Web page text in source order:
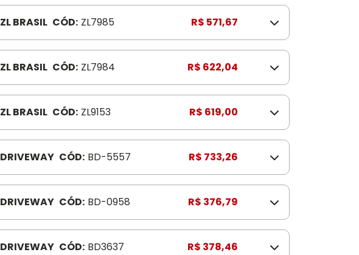
ZL BRASIL CÓD: ZL7985 R$ 571,67
ZL BRASIL CÓD: ZL7984 R$ 622,04
ZL BRASIL CÓD: ZL9153 R$ 619,00
DRIVEWAY CÓD: BD-5557 R$ 733,26
DRIVEWAY CÓD: BD-0958 R$ 376,79
DRIVEWAY CÓD: BD3637 R$ 378,46